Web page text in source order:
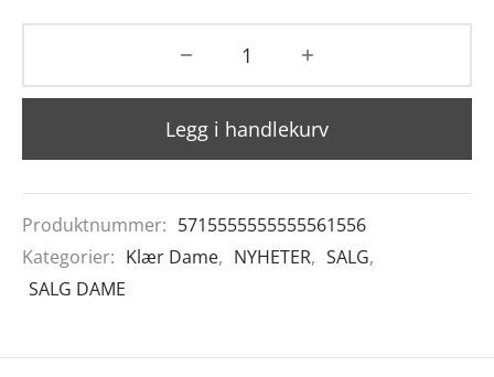
Legg i handlekurv
Produktnummer: 5715555555555561556
Kategorier: Klær Dame, NYHETER, SALG,
SALG DAME